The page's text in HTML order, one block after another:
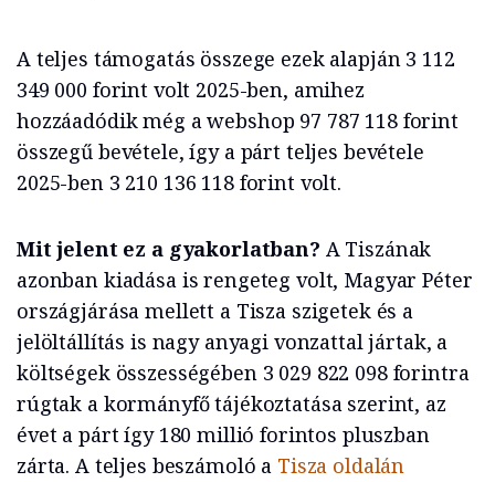
A teljes támogatás összege ezek alapján 3 112
349 000 forint volt 2025-ben, amihez
hozzáadódik még a webshop 97 787 118 forint
összegű bevétele, így a párt teljes bevétele
2025-ben 3 210 136 118 forint volt.
Mit jelent ez a gyakorlatban? A Tiszának
azonban kiadása is rengeteg volt, Magyar Péter
országjárása mellett a Tisza szigetek és a
jelöltállítás is nagy anyagi vonzattal jártak, a
költségek összességében 3 029 822 098 forintra
rúgtak a kormányfő tájékoztatása szerint, az
évet a párt így 180 millió forintos pluszban
zárta. A teljes beszámoló a Tisza oldalán